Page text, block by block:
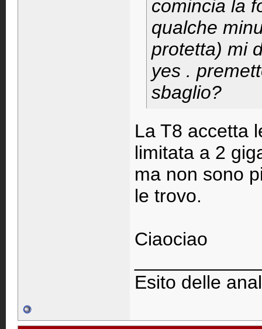
comincia la
qualche
protetta) mi
yes .
sbaglio?
La T8 accetta
limitata a 2
ma non sono
le trovo.
Ciaociao
Esito delle